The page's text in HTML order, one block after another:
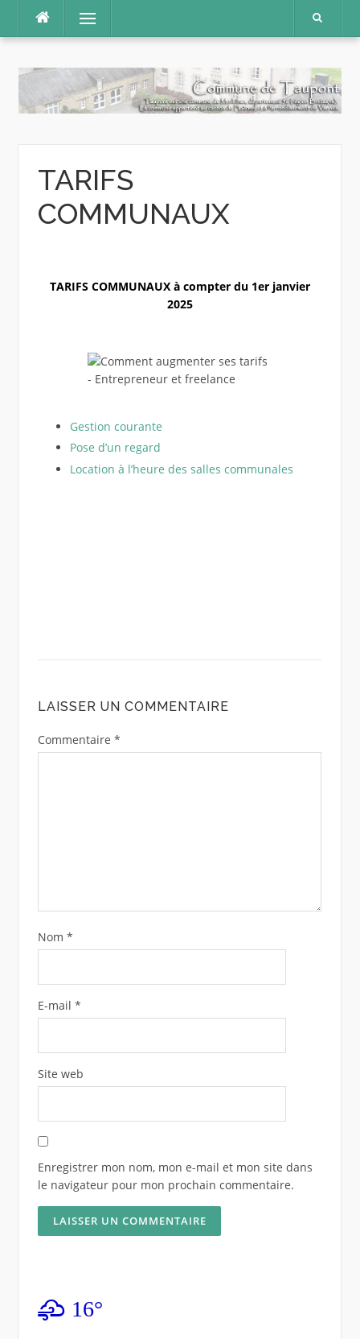
contenu
Menu
TARIFS
COMMUNAUX
TARIFS COMMUNAUX à compter du 1er janvier
2025
Gestion courante
Pose d’un regard
Location à l’heure des salles communales
LAISSER UN COMMENTAIRE
Commentaire *
Nom *
E-mail *
Site web
Enregistrer mon nom, mon e-mail et mon site dans
le navigateur pour mon prochain commentaire.
16°